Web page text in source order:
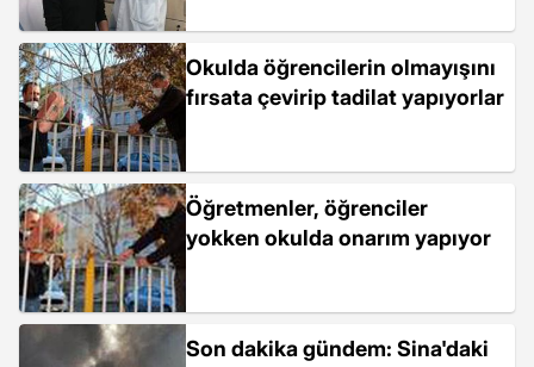
Okulda öğrencilerin olmayışını
fırsata çevirip tadilat yapıyorlar
Öğretmenler, öğrenciler
yokken okulda onarım yapıyor
Son dakika gündem: Sina'daki